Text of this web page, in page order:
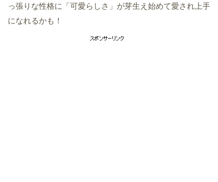
っ張りな性格に「可愛らしさ」が芽生え始めて愛され上手
になれるかも！